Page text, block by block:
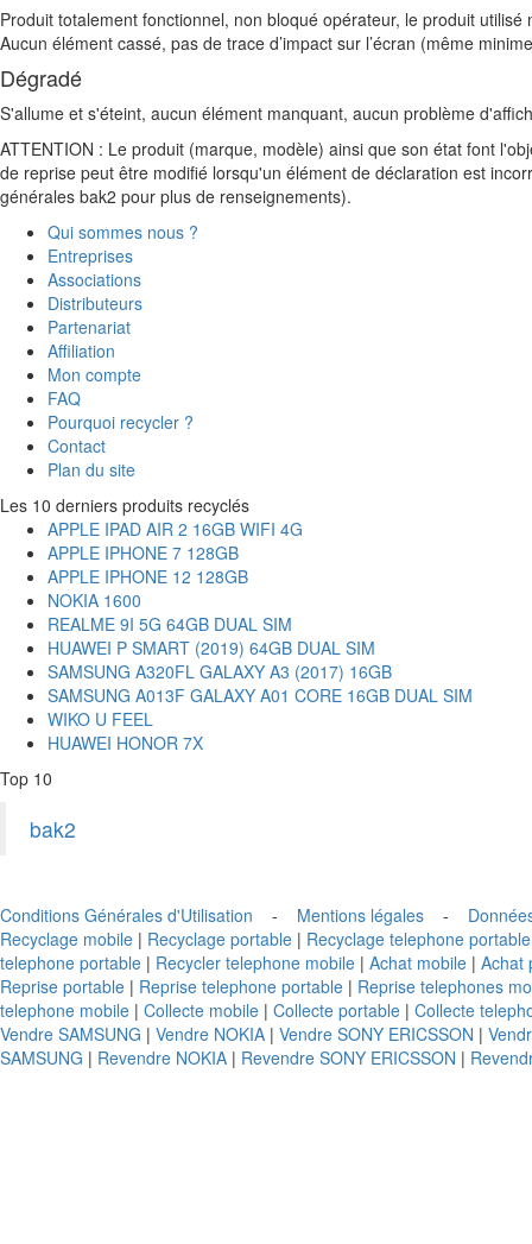
Produit totalement fonctionnel, non bloqué opérateur, le produit
Aucun élément cassé, pas de trace d’impact sur l’écran (même
Dégradé
S'allume et s'éteint, aucun élément manquant, aucun problème
ATTENTION : Le produit (marque, modèle) ainsi que son état font
de reprise peut être modifié lorsqu'un élément de déclaration est
générales bak2 pour plus de renseignements).
Qui sommes nous ?
Entreprises
Associations
Distributeurs
Partenariat
Affiliation
Mon compte
FAQ
Pourquoi recycler ?
Contact
Plan du site
Les 10 derniers produits recyclés
APPLE IPAD AIR 2 16GB WIFI 4G
APPLE IPHONE 7 128GB
APPLE IPHONE 12 128GB
NOKIA 1600
REALME 9I 5G 64GB DUAL SIM
HUAWEI P SMART (2019) 64GB DUAL SIM
SAMSUNG A320FL GALAXY A3 (2017) 16GB
SAMSUNG A013F GALAXY A01 CORE 16GB DUAL SIM
WIKO U FEEL
HUAWEI HONOR 7X
Top 10
bak2
Conditions Générales d'Utilisation - Mentions légales -
Recyclage mobile | Recyclage portable | Recyclage telephone portable
telephone portable | Recycler telephone mobile | Achat mobile | Achat
Reprise portable | Reprise telephone portable | Reprise telephones
telephone mobile | Collecte mobile | Collecte portable | Collecte
Vendre SAMSUNG | Vendre NOKIA | Vendre SONY ERICSSON |
SAMSUNG | Revendre NOKIA | Revendre SONY ERICSSON |